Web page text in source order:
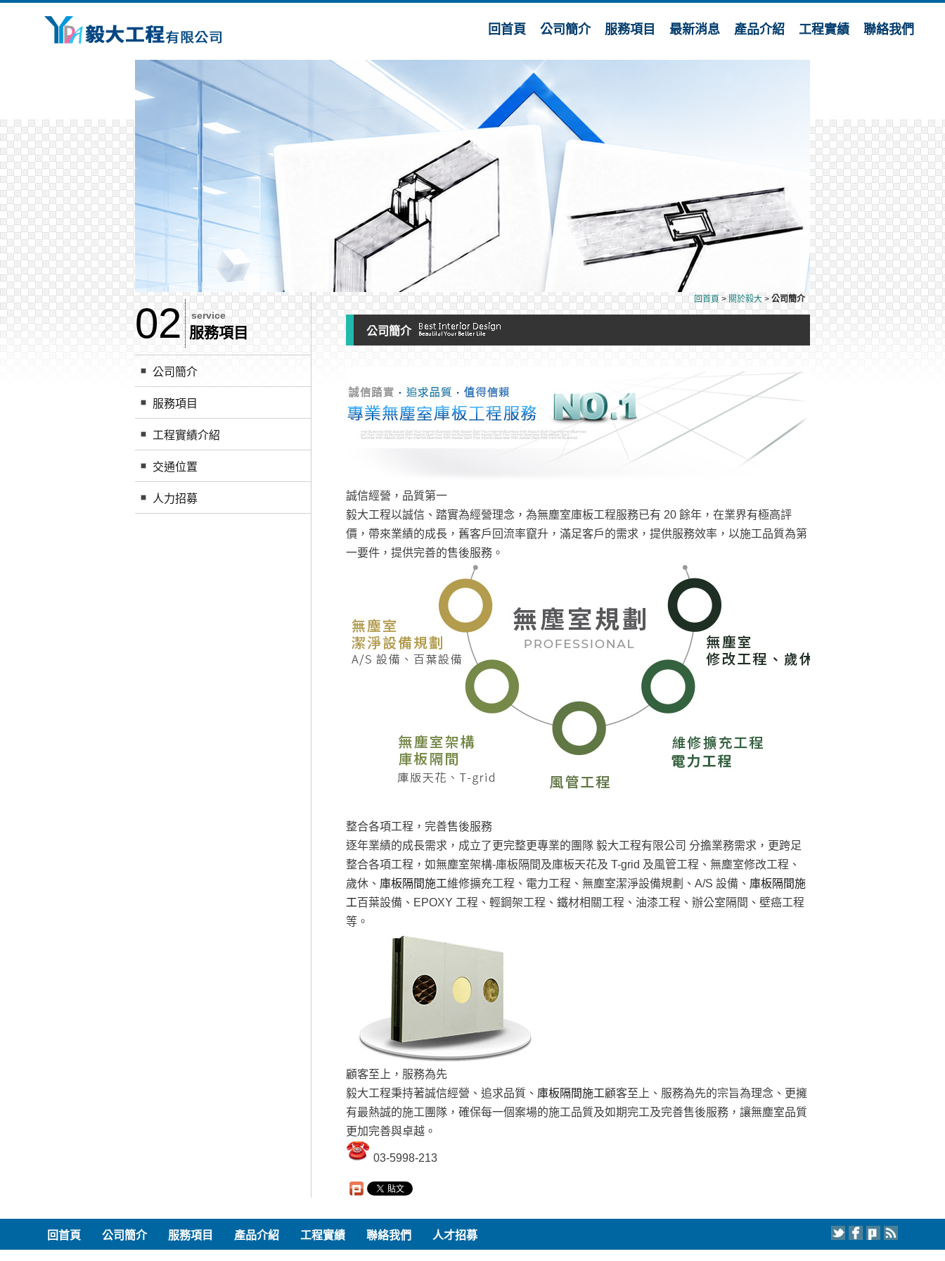
回首頁 公司簡介 服務項目 最新消息 產品介紹 工程實績 聯絡我們
02 service
服務項目
公司簡介
服務項目
工程實績介紹
交通位置
人力招募
回首頁 > 關於毅大 >公司簡介
公司簡介
誠信經營，品質第一
毅大工程以誠信、踏實為經營理念，為無塵室庫板工程服務已有 20 餘年，在業界有極高評
價，帶來業績的成長，舊客戶回流率竄升，滿足客戶的需求，提供服務效率，以施工品質為第
一要件，提供完善的售後服務。
整合各項工程，完善售後服務
逐年業績的成長需求，成立了更完整更專業的團隊 毅大工程有限公司 分擔業務需求，更跨足
整合各項工程，如無塵室架構-庫板隔間及庫板天花及 T-grid 及風管工程、無塵室修改工程、
歲休、 庫板隔間施工維修擴充工程、電力工程、無塵室潔淨設備規劃、A/S 設備、 庫板隔間施
工百葉設備、EPOXY 工程、輕鋼架工程、鐵材相關工程、油漆工程、辦公室隔間、壁癌工程
等。
顧客至上，服務為先
毅大工程秉持著誠信經營、追求品質、 庫板隔間施工顧客至上、服務為先的宗旨為理念、更擁
有最熱誠的施工團隊，確保每一個案場的施工品質及如期完工及完善售後服務，讓無塵室品質
更加完善與卓越。
03-5998-213
回首頁 公司簡介 服務項目 產品介紹 工程實績 聯絡我們 人才招募